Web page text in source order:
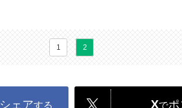
1 2
シェアする Xでポ